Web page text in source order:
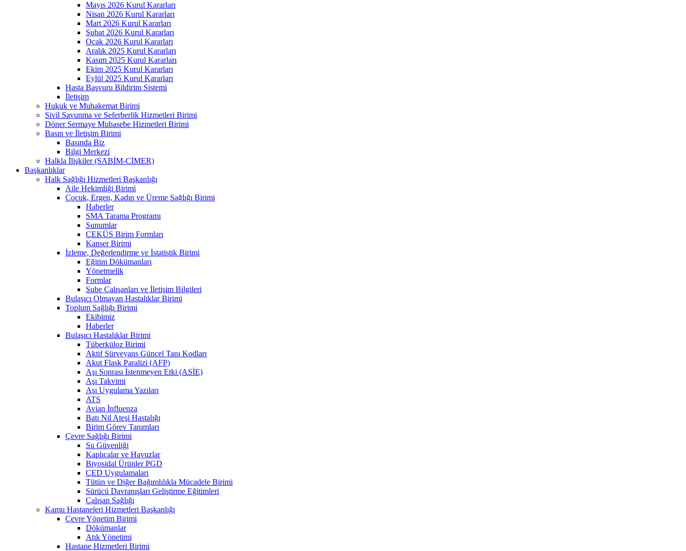
Mayıs 2026 Kurul Kararları
Nisan 2026 Kurul Kararları
Mart 2026 Kurul Kararları
Şubat 2026 Kurul Kararları
Ocak 2026 Kurul Kararları
Aralık 2025 Kurul Kararları
Kasım 2025 Kurul Kararları
Ekim 2025 Kurul Kararları
Eylül 2025 Kurul Kararları
Hasta Başvuru Bildirim Sistemi
İletişim
Hukuk ve Muhakemat Birimi
Sivil Savunma ve Seferberlik Hizmetleri Birimi
Döner Sermaye Muhasebe Hizmetleri Birimi
Basın ve İletişim Birimi
Basında Biz
Bilgi Merkezi
Halkla İlişkiler (SABİM-CİMER)
Başkanlıklar
Halk Sağlığı Hizmetleri Başkanlığı
Aile Hekimliği Birimi
Çocuk, Ergen, Kadın ve Üreme Sağlığı Birimi
Haberler
SMA Tarama Programı
Sunumlar
ÇEKÜS Birim Formları
Kanser Birimi
İzleme, Değerlendirme ve İstatistik Birimi
Eğitim Dökümanları
Yönetmelik
Formlar
Şube Çalışanları ve İletişim Bilgileri
Bulaşıcı Olmayan Hastalıklar Birimi
Toplum Sağlığı Birimi
Ekibimiz
Haberler
Bulaşıcı Hastalıklar Birimi
Tüberküloz Birimi
Aktif Sürveyans Güncel Tanı Kodları
Akut Flask Paralizi (AFP)
Aşı Sonrası İstenmeyen Etki (ASİE)
Aşı Takvimi
Aşı Uygulama Yazıları
ATS
Avian İnfluenza
Batı Nil Ateşi Hastalığı
Birim Görev Tanımları
Çevre Sağlığı Birimi
Su Güvenliği
Kaplıcalar ve Havuzlar
Biyosidal Ürünler PGD
ÇED Uygulamaları
Tütün ve Diğer Bağımlılıkla Mücadele Birimi
Sürücü Davranışları Geliştirme Eğitimleri
Çalışan Sağlığı
Kamu Hastaneleri Hizmetleri Başkanlığı
Çevre Yönetim Birimi
Dökümanlar
Atık Yönetimi
Hastane Hizmetleri Birimi